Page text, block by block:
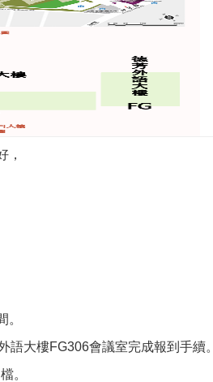
，
。
語大樓FG306會議室完成報到手續。
。